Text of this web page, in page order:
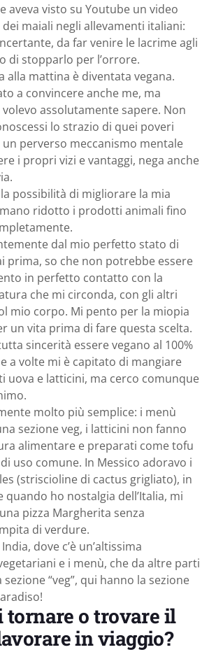
aveva visto su Youtube un video
maiali negli allevamenti italiani:
da far venire le lacrime agli
di stopparlo per l’orrore.
alla mattina è diventata vegana.
a convincere anche me, ma
volevo assolutamente sapere. Non
lo strazio di quei poveri
perverso meccanismo mentale
i propri vizi e vantaggi, nega anche
possibilità di migliorare la mia
ridotto i prodotti animali fino
dal mio perfetto stato di
prima, so che non potrebbe essere
in perfetto contatto con la
che mi circonda, con gli altri
mio corpo. Mi pento per la miopia
un vita prima di fare questa scelta.
sincerità essere vegano al 100%
a volte mi è capitato di mangiare
uova e latticini, ma cerco comunque
molto più semplice: i menù
sezione veg, i latticini non fanno
alimentare e preparati come tofu
uso comune. In Messico adoravo i
(striscioline di cactus grigliato), in
quando ho nostalgia dell’Italia, mi
pizza Margherita senza
di verdure.
dove c’è un’altissima
e i menù, che da altre parti
“veg”, qui hanno la sezione
tornare o trovare il
in viaggio?